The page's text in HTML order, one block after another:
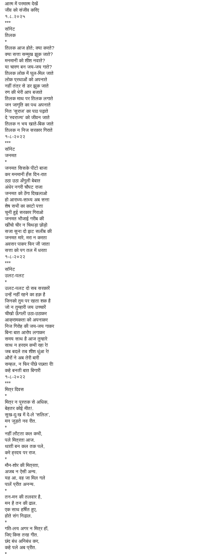
आत्म में परमात्म देखें
जीव को संजीव करिए
१.८.२०२५
***
सॉनेट
तिलक
*
तिलक आज होते; क्या करते?
क्या सत्ता सम्मुख झुक जाते?
मनमानी को शीश नवाते?
या चारण बन जय-जय गाते?
तिलक लोक में घुल-मिल जाते
लोक प्रथाओं को अपनाते
नहीं तंत्र से डर झुक जाते
रण की भेरी आप बजाते
तिलक माथ पर तिलक लगाते
जन जागृति का पथ अपनाते
नित 'सुराज' का पाठ पढ़ाते
दे 'स्वराज्य' को जीवन जाते
तिलक न भय खाते-बिक जाते
तिलक न निज सरकार गिराते
१-८-२०२२
***
सॉनेट
जनमत
*
जनमत सिसके पीटो बाजा
कर मनमानी हँस दिन-रात
ठठा उठा अँगुली बेबात
अंधेर नगरी चौपट राजा
जनमत को ठेंगा दिखलाओ
हो आराध्य-साध्य अब सत्ता
शेष सभी का काटो पत्ता
चुनी हुई सरकार गिराओ
जनमत भौजाई गरीब की
खींचो चीर न चिथड़ा छोड़ो
सजा सुना दो झट सलीब की
जनमत मारे, मरा न करता
अवसर पाकर फिर जी जाता
सत्ता को पग तल में धरता
१-८-२०२२
***
सॉनेट
उलट-पलट
*
उलट-पलट दो सब सरकारें
उन्हें नहीं रहने का हक़ है
जिनको तुम पर रहता शक है
जो न तुम्हारी जय उच्चारें
चीखो ऊँगली उठा-उठाकर
आक्रामकता को अपनाकर
निज गिरोह की जय-जय गाकर
बिना बात आरोप लगाकर
समय साथ है आज तुम्हारे
साथ न हरदम कभी रहा रे!
जब बदले तब शीश धुंआ रे!
औरों ने अब तेरी बारी
सम्हल, न फिर पीछे पछता री!
कहे बनती बात बिगारी
१-८-२०२२
***
मित्र दिवस
*
मित्र न पुस्तक से अधिक,
बेहतर कोई मीत!.
सुख-दुःख में दे-ले 'सलिल',
मन जुड़ते नव रीत.
*
नहीं लौटता कल कभी,
पले मित्रता आज.
थाती बन कल तक पले,
करे ह्रदय पर राज.
*
मौन-शोर की मित्रता,
अजब न ऐसी अन्य.
यह आ, वह जा मिल गले
पालें प्रीत अनन्य.
*
तन-मन की तलवार है,
मन है तन की ढाल.
एक साथ हर्षित हुए,
होते संग निढाल.
*
गति-लय अगर न मित्र हों,
जिए किस तरह गीत.
छंद बंध अनिबंध कर,
कहे पले अब प्रीत.